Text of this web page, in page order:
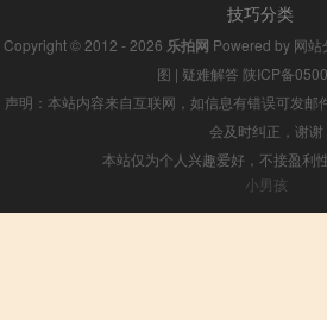
技巧分类
Copyright © 2012 - 2026 乐拍网 Powered by 网站
图 | 疑难解答 陕ICP备
声明：本站内容来自互联网，如信息有错误可发
会及时纠正，谢谢
本站仅为个人兴趣爱好，不接盈利
小男孩